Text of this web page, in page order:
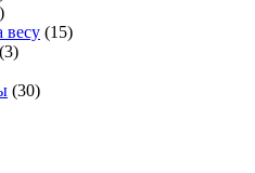
весу (15)
(3)
(30)